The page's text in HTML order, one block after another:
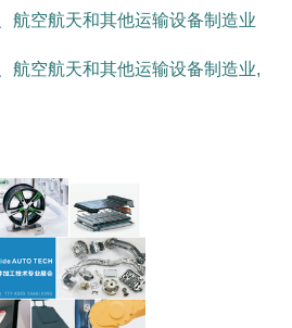
航空航天和其他运输设备制造业
航空航天和其他运输设备制造业,